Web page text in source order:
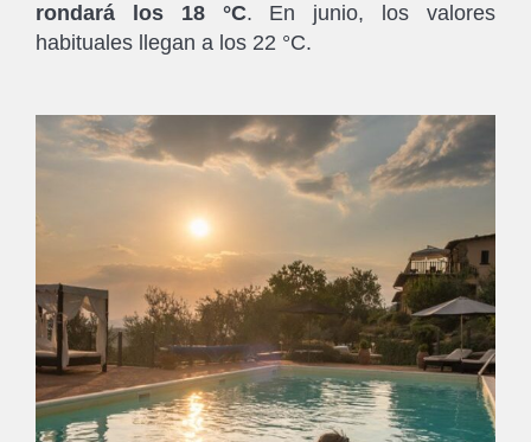
rondará los 18 °C. En junio, los valores
habituales llegan a los 22 °C.